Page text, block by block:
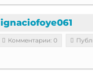
ignaciofoye061
Комментарии: 0